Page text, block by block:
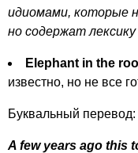
идиомами, которые
но содержат
Elephant in the
известно, но не все
Буквальный перевод:
A few years ago this